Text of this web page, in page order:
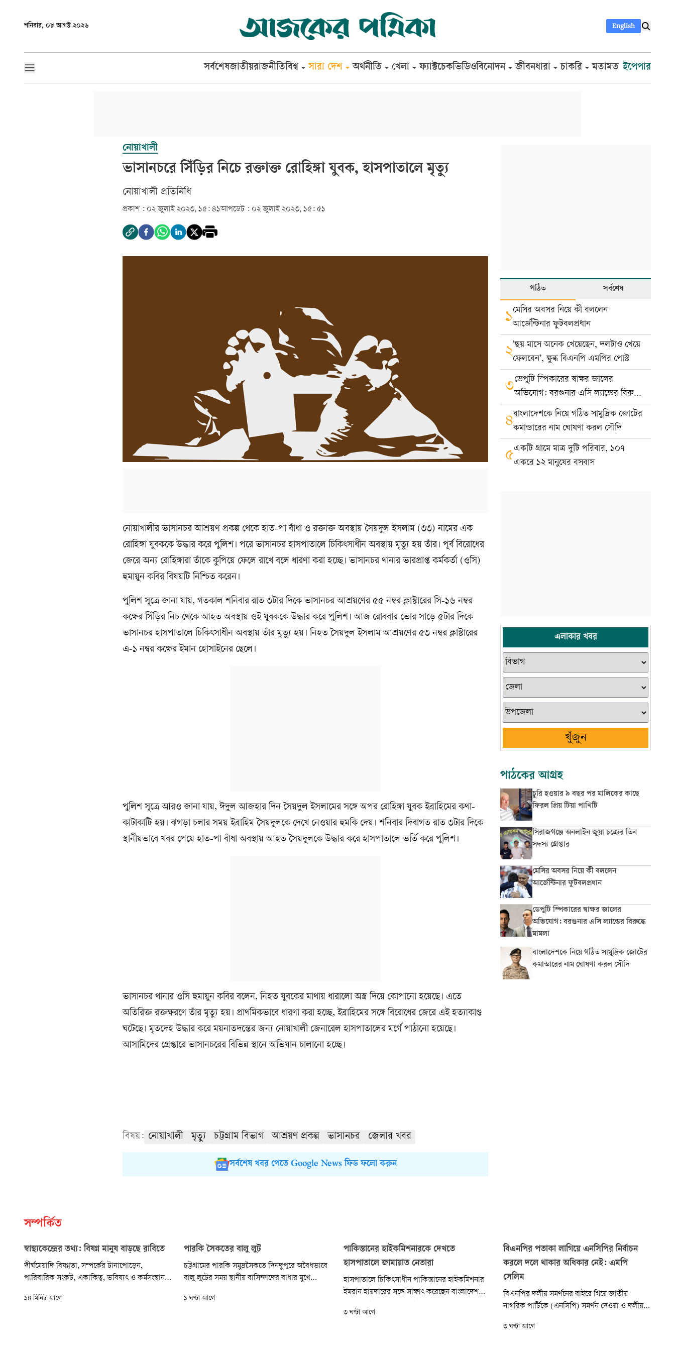
শনিবার, ০৮ আগস্ট ২০২৬ English
সর্বশেষজাতীয়রাজনীতিবিশ্ব সারা দেশ অর্থনীতি খেলা ফ্যাক্টচেকভিডিওবিনোদন জীবনধারা চাকরি মতামত ইপেপার
নোয়াখালী
ভাসানচরে সিঁড়ির নিচে রক্তাক্ত রোহিঙ্গা যুবক, হাসপাতালে মৃত্যু
নোয়াখালী প্রতিনিধি
প্রকাশ : ০২ জুলাই ২০২৩, ১৫: ৪১আপডেট : ০২ জুলাই ২০২৩, ১৫: ৫১
নোয়াখালীর ভাসানচর আশ্রয়ণ প্রকল্প থেকে হাত-পা বাঁধা ও রক্তাক্ত অবস্থায় সৈয়দুল ইসলাম (৩৩) নামের এক
রোহিঙ্গা যুবককে উদ্ধার করে পুলিশ। পরে ভাসানচর হাসপাতালে চিকিৎসাধীন অবস্থায় মৃত্যু হয় তাঁর। পূর্ব বিরোধের
জেরে অন্য রোহিঙ্গারা তাঁকে কুপিয়ে ফেলে রাখে বলে ধারণা করা হচ্ছে। ভাসানচর থানার ভারপ্রাপ্ত কর্মকর্তা (ওসি)
হুমায়ুন কবির বিষয়টি নিশ্চিত করেন।
পুলিশ সূত্রে জানা যায়, গতকাল শনিবার রাত ৩টার দিকে ভাসানচর আশ্রয়ণের ৫৫ নম্বর ক্লাস্টারের সি-১৬ নম্বর
কক্ষের সিঁড়ির নিচ থেকে আহত অবস্থায় ওই যুবককে উদ্ধার করে পুলিশ। আজ রোববার ভোর সাড়ে ৫টার দিকে
ভাসানচর হাসপাতালে চিকিৎসাধীন অবস্থায় তাঁর মৃত্যু হয়। নিহত সৈয়দুল ইসলাম আশ্রয়ণের ৫৩ নম্বর ক্লাস্টারের
এ-১ নম্বর কক্ষের ইমান হোসাইনের ছেলে।
পুলিশ সূত্রে আরও জানা যায়, ঈদুল আজহার দিন সৈয়দুল ইসলামের সঙ্গে অপর রোহিঙ্গা যুবক ইব্রাহিমের কথা-
কাটাকাটি হয়। ঝগড়া চলার সময় ইব্রাহিম সৈয়দুলকে দেখে নেওয়ার হুমকি দেয়। শনিবার দিবাগত রাত ৩টার দিকে
স্থানীয়ভাবে খবর পেয়ে হাত-পা বাঁধা অবস্থায় আহত সৈয়দুলকে উদ্ধার করে হাসপাতালে ভর্তি করে পুলিশ।
ভাসানচর থানার ওসি হুমায়ুন কবির বলেন, নিহত যুবকের মাথায় ধারালো অস্ত্র দিয়ে কোপানো হয়েছে। এতে
অতিরিক্ত রক্তক্ষরণে তাঁর মৃত্যু হয়। প্রাথমিকভাবে ধারণা করা হচ্ছে, ইব্রাহিমের সঙ্গে বিরোধের জেরে এই হত্যাকাণ্ড
ঘটেছে। মৃতদেহ উদ্ধার করে ময়নাতদন্তের জন্য নোয়াখালী জেনারেল হাসপাতালের মর্গে পাঠানো হয়েছে।
আসামিদের গ্রেপ্তারে ভাসানচরের বিভিন্ন স্থানে অভিযান চালানো হচ্ছে।
বিষয়: নোয়াখালী মৃত্যু চট্টগ্রাম বিভাগ আশ্রয়ণ প্রকল্প ভাসানচর জেলার খবর
সর্বশেষ খবর পেতে Google News ফিড ফলো করুন
পঠিত সর্বশেষ
১মেসির অবসর নিয়ে কী বললেন
আর্জেন্টিনার ফুটবলপ্রধান
২‘ছয় মাসে অনেক খেয়েছেন, দলটাও খেয়ে
ফেলবেন’, ক্ষুব্ধ বিএনপি এমপির পোস্ট
৩ডেপুটি স্পিকারের স্বাক্ষর জালের
অভিযোগ: বরগুনার এসি ল্যান্ডের বিরুদ্ধে
মামলা
৪বাংলাদেশকে নিয়ে গঠিত সামুদ্রিক জোটের
কমান্ডারের নাম ঘোষণা করল সৌদি
৫একটি গ্রামে মাত্র দুটি পরিবার, ১০৭
একরে ১২ মানুষের বসবাস
এলাকার খবর
খুঁজুন
পাঠকের আগ্রহ
চুরি হওয়ার ৯ বছর পর মালিকের কাছে
ফিরল প্রিয় টিয়া পাখিটি
সিরাজগঞ্জে অনলাইন জুয়া চক্রের তিন
সদস্য গ্রেপ্তার
মেসির অবসর নিয়ে কী বললেন
আর্জেন্টিনার ফুটবলপ্রধান
ডেপুটি স্পিকারের স্বাক্ষর জালের
অভিযোগ: বরগুনার এসি ল্যান্ডের বিরুদ্ধে
মামলা
বাংলাদেশকে নিয়ে গঠিত সামুদ্রিক জোটের
কমান্ডারের নাম ঘোষণা করল সৌদি
সম্পর্কিত
স্বাস্থ্যকেন্দ্রের তথ্য: বিষণ্ন মানুষ বাড়ছে রাবিতে
দীর্ঘমেয়াদি বিষণ্নতা, সম্পর্কের টানাপোড়েন,
পারিবারিক সংকট, একাকিত্ব, ভবিষ্যৎ ও কর্মসংস্থান
শিক্ষার্থী, শিক্ষক ও কর্মকর্তা-কর্মচারীদের মধ্যে বাড়ছে
১৪ মিনিট আগে
পারকি সৈকতের বালু লুট
চট্টগ্রামের পারকি সমুদ্রসৈকতে দিনদুপুরে অবৈধভাবে
বালু লুটের সময় স্থানীয় বাসিন্দাদের বাধার মুখে
সৈকতের লুসাই পার্ক অংশে এ ঘটনা ঘটে।
১ ঘণ্টা আগে
পাকিস্তানের হাইকমিশনারকে দেখতে
হাসপাতালে জামায়াত নেতারা
হাসপাতালে চিকিৎসাধীন পাকিস্তানের হাইকমিশনার
ইমরান হায়দারের সঙ্গে সাক্ষাৎ করেছেন বাংলাদেশ
এমপি মিয়া গোলাম পরওয়ার। রাজধানীর কন্টিনেন্টাল
৩ ঘণ্টা আগে
বিএনপির পতাকা লাগিয়ে এনসিপির নির্বাচন
করলে দলে থাকার অধিকার নেই: এমপি
সেলিম
বিএনপির দলীয় সমর্থনের বাইরে গিয়ে জাতীয়
নাগরিক পার্টিকে (এনসিপি) সমর্থন দেওয়া ও দলীয়
(হোমনা-তিতাস) আসনের সংসদ সদস্য ও বিএনপির
৩ ঘণ্টা আগে